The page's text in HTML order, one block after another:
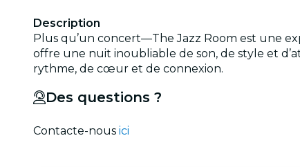
Description
Plus qu’un concert—The Jazz Room est une
offre une nuit inoubliable de son, de style et
rythme, de cœur et de connexion.
Des questions ?
Contacte-nous ici